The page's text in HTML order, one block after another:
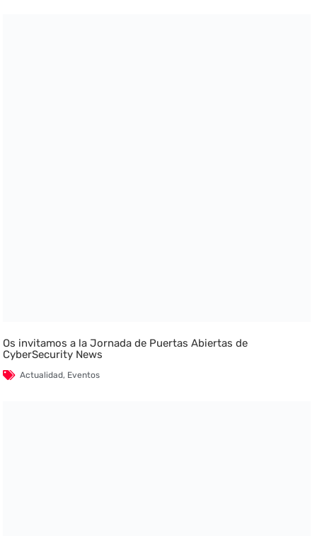
Os invitamos a la Jornada de Puertas Abiertas de
CyberSecurity News
Actualidad, Eventos